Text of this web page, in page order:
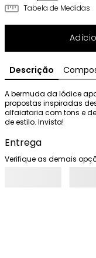
Tabela de Medidas
Descrição
A bermuda da Iódice
propostas inspiradas
alfaiataria com tons e
de estilo. Invista!
Entrega
Verifique as demais